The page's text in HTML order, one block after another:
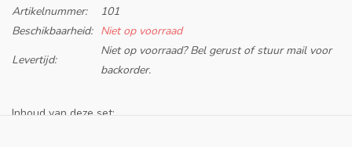
Artikelnummer:
101
Beschikbaarheid: Niet op voorraad
Levertijd:
Niet op voorraad? Bel gerust of stuur mail voor
backorder.
Inhoud van deze set: